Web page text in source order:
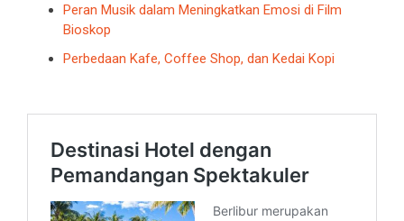
Peran Musik dalam Meningkatkan Emosi di Film
Bioskop
Perbedaan Kafe, Coffee Shop, dan Kedai Kopi